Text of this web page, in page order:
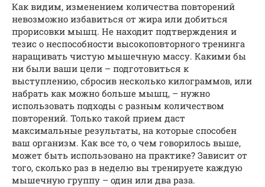
Как видим, изменением количества повторений
невозможно избавиться от жира или добиться
прорисовки мышц. Не находит подтверждения и
тезис о неспособности высокоповторного тренинга
наращивать чистую мышечную массу. Какими бы
ни были ваши цели – подготовиться к
выступлению, сбросив несколько килограммов, или
набрать как можно больше мышц, – нужно
использовать подходы с разным количеством
повторений. Только такой прием даст
максимальные результаты, на которые способен
ваш организм. Как все то, о чем говорилось выше,
может быть использовано на практике? Зависит от
того, сколько раз в неделю вы тренируете каждую
мышечную группу – один или два раза.